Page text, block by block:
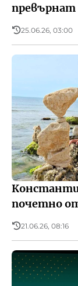
превърнат
25.06.26, 03:00
почетно
21.06.26, 08:16